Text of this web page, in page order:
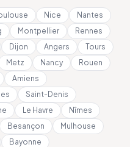
Nice
Nantes
Montpellier
Rennes
Dijon Angers
Tours
Metz Nancy
Rouen
Amiens
Saint-Denis
Le Havre
Nîmes
Besançon
Mulhouse
Bayonne